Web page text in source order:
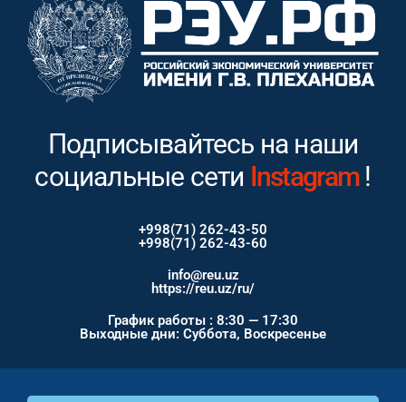
Подписывайтесь на наши
социальные сетиYoutube!
+998(71) 262-43-50
+998(71) 262-43-60
info@reu.uz
https://reu.uz/ru/
График работы : 8:30 — 17:30
Выходные дни: Суббота, Воскресенье